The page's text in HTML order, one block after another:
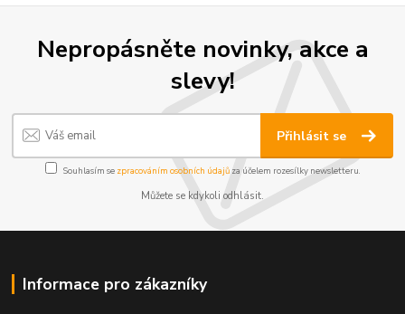
Nepropásněte novinky, akce a
slevy!
Přihlásit se
Souhlasím se zpracováním osobních údajůza účelem rozesílky newsletteru.
Můžete se kdykoli odhlásit.
Informace pro zákazníky